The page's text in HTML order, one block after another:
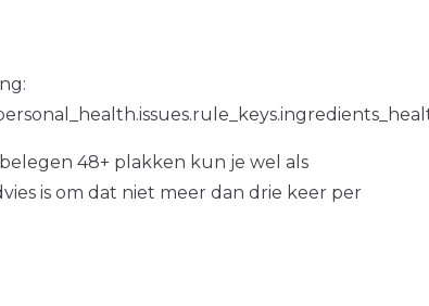
48+ plakken kun je wel als
is om dat niet meer dan drie keer per